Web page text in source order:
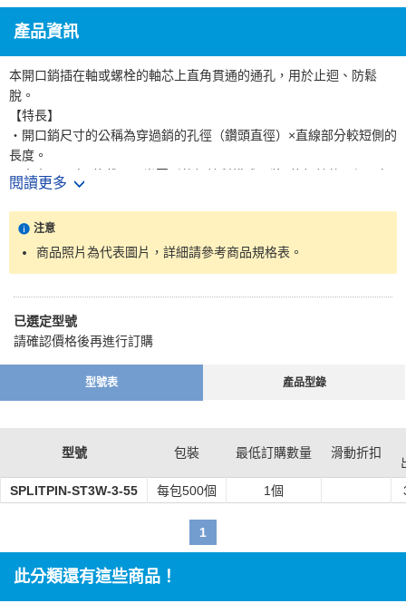
產品資訊
本開口銷插在軸或螺栓的軸芯上直角貫通的通孔，用於止迴、防鬆
脫。
【特長】
・開口銷尺寸的公稱為穿過銷的孔徑（鑽頭直徑）×直線部分較短側的
長度。
・本產品是由2條截面呈半圓形的粗線所構成，將2條粗線的平坦面朝
・穿過接合部的孔，然後打開兩端彎曲固定。
・使用時為了方便作業，雙腳長短不同。
・在永久固定的情況下，彎折的長度為順沿外周邊緣彎曲，一般固定
時則將前端打開。
【用途】
・適合各種領域。
閱讀更多
注意
商品照片為代表圖片，詳細請參考商品規格表。
已選定型號
請確認價格後再進行訂購
型號表 產品型錄
型號 包裝 最低訂購數量 滑動折扣
SPLITPIN-ST3W-3-55
每包500個 1個
1
此分類還有這些商品！